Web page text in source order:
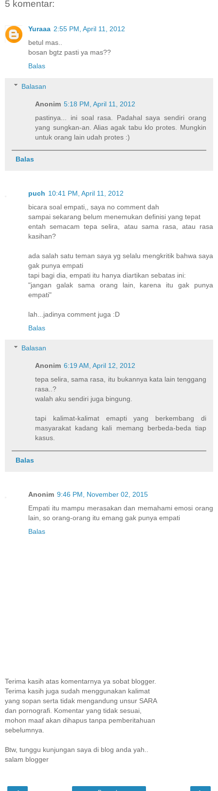
5 komentar:
Yuraaa 2:55 PM, April 11, 2012
betul mas..
bosan bgtz pasti ya mas??
Balas
Balasan
Anonim 5:18 PM, April 11, 2012
pastinya... ini soal rasa. Padahal saya sendiri orang
yang sungkan-an. Alias agak tabu klo protes. Mungkin
untuk orang lain udah protes :)
Balas
puch 10:41 PM, April 11, 2012
bicara soal empati,, saya no comment dah
sampai sekarang belum menemukan definisi yang tepat
entah semacam tepa selira, atau sama rasa, atau rasa
kasihan?
ada salah satu teman saya yg selalu mengkritik bahwa saya
gak punya empati
tapi bagi dia, empati itu hanya diartikan sebatas ini:
"jangan galak sama orang lain, karena itu gak punya
empati"
lah...jadinya comment juga :D
Balas
Balasan
Anonim 6:19 AM, April 12, 2012
tepa selira, sama rasa, itu bukannya kata lain tenggang
rasa..?
walah aku sendiri juga bingung.
tapi kalimat-kalimat emapti yang berkembang di
masyarakat kadang kali memang berbeda-beda tiap
kasus.
Balas
Anonim 9:46 PM, November 02, 2015
Empati itu mampu merasakan dan memahami emosi orang
lain, so orang-orang itu emang gak punya empati
Balas
Terima kasih atas komentarnya ya sobat blogger.
Terima kasih juga sudah menggunakan kalimat
yang sopan serta tidak mengandung unsur SARA
dan pornografi. Komentar yang tidak sesuai,
mohon maaf akan dihapus tanpa pemberitahuan
sebelumnya.
Btw, tunggu kunjungan saya di blog anda yah..
salam blogger